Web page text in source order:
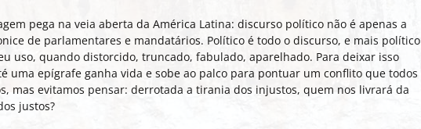
pega na veia aberta da América Latina: discurso político não é apenas a
de parlamentares e mandatários. Político é todo o discurso, e mais político
uso, quando distorcido, truncado, fabulado, aparelhado. Para deixar isso
uma epígrafe ganha vida e sobe ao palco para pontuar um conflito que todos
mas evitamos pensar: derrotada a tirania dos injustos, quem nos livrará da
justos?